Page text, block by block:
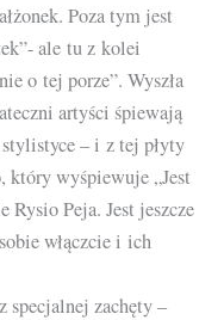
Poza tym jest
ale tu z kolei
o tej porze”. Wyszła
artyści śpiewają
– i z tej płyty
który wyśpiewuje „Jest
Rysio Peja. Jest jeszcze
włączcie i ich
specjalnej zachęty –